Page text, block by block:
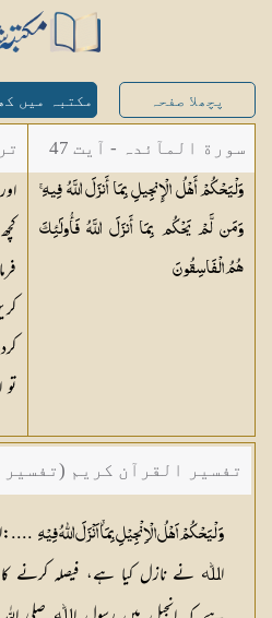
پچھلا صفحہ مکتبہ میں
سورة المآئدہ - آیت 47
وَلْيَحْكُمْ أَهْلُ الْإِنجِيلِ بِمَا أَنزَلَ اللَّهُ فِيهِ ۚ
وَمَن لَّمْ يَحْكُم بِمَا أَنزَلَ اللَّهُ فَأُولَٰئِكَ
هُمُالْفَاسِقُونَ
تو
تفسیر القرآن کریم (تفسیر
حافظ عبدالسلام بن محمد
وَ لْيَحْكُمْ اَهْلُ الْاِنْجِيْلِ بِمَاۤ اَنْزَلَ اللّٰهُ فِيْهِ
اﷲ نے نازل کیا ہے، فیصلہ کرنے